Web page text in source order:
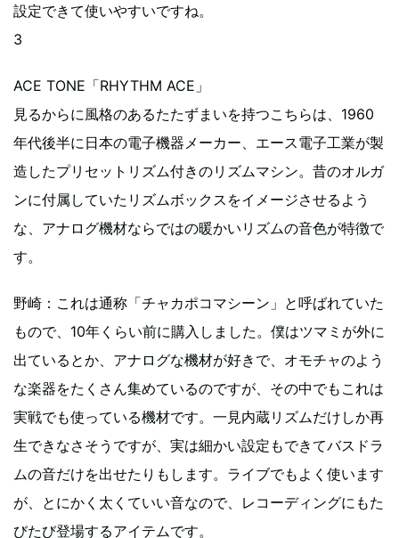
設定できて使いやすいですね。
3
ACE TONE「RHYTHM ACE」
見るからに風格のあるたたずまいを持つこちらは、1960
年代後半に日本の電子機器メーカー、エース電子工業が製
造したプリセットリズム付きのリズムマシン。昔のオルガ
ンに付属していたリズムボックスをイメージさせるよう
な、アナログ機材ならではの暖かいリズムの音色が特徴で
す。
野崎：これは通称「チャカポコマシーン」と呼ばれていた
もので、10年くらい前に購入しました。僕はツマミが外に
出ているとか、アナログな機材が好きで、オモチャのよう
な楽器をたくさん集めているのですが、その中でもこれは
実戦でも使っている機材です。一見内蔵リズムだけしか再
生できなさそうですが、実は細かい設定もできてバスドラ
ムの音だけを出せたりもします。ライブでもよく使います
が、とにかく太くていい音なので、レコーディングにもた
びたび登場するアイテムです。